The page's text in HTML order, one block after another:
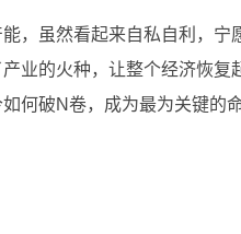
，虽然看起来自私自利，宁
业的火种，让整个经济恢复
何破N卷，成为最为关键的